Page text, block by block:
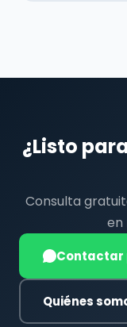
¿Listo
Consulta
en
Contactar
Quiénes